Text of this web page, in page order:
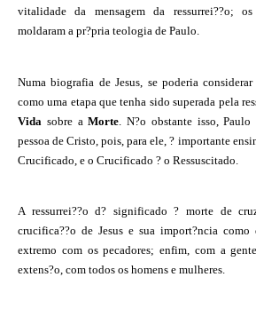
vitalidade da mensagem da ressurrei??o; os
moldaram a pr?pria teologia de Paulo.
Numa biografia de Jesus, se poderia
como uma etapa que tenha sido superada pela
Vida sobre aMorte . N?o obstante isso,
pessoa de Cristo, pois, para ele, ? importante
Crucificado, e o Crucificado ? o Ressuscitado.
A ressurrei??o d? significado ? morte de
crucifica??o de Jesus e sua import?ncia
extremo com os pecadores; enfim, com a
extens?o, com todos os homens e mulheres.